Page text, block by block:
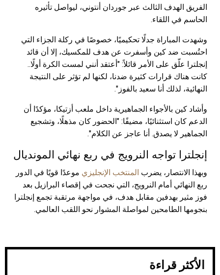
الفريق الهدف الثالث عبر جوردان أنتوني، ليواصل تأثيره
الحاسم في اللقاء.
وشهدت المباراة جدلًا تحكيميًا، خصوصًا في ركلة الجزاء التي
احتُسبت ضد كين وأسفرت عن هدف للمكسيك، إلا أن قائد
إنجلترا علّق على الأمر قائلاً: "أعتقد أنني لمست الكرة أولًا..
كانت هناك قرارات كثيرة ضدنا، لكنها لم تؤثر على النتيجة
النهائية، لذلك أنا سعيد بالفوز".
وأشاد كين بالأجواء الجماهيرية داخل ملعب أزتيكا، مؤكدًا أن
الدعم كان استثنائيًا، مضيفًا: "الحضور كان مذهلًا، وتشجيع
الجماهير لا يصدق. أنا عاجز عن الكلام".
إنجلترا تواجه النرويج في ربع نهائي المونديال
وبهذا الانتصار، يضرب المنتخب الإنجليزي موعدًا قويًا في الدور
ربع النهائي أمام النرويج، التي نجحت في إقصاء البرازيل بعد
فوز مثير بهدفين مقابل هدف، في مواجهة مرتقبة تجمع إنجلترا
بنجومها الطامحين لمواصلة المشوار نحو اللقب العالمي.
الأكثر قراءة